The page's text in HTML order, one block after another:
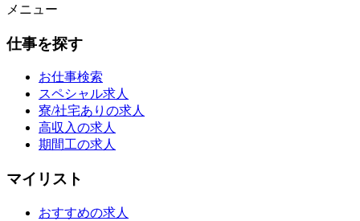
メニュー
仕事を探す
お仕事検索
スペシャル求人
寮/社宅ありの求人
高収入の求人
期間工の求人
マイリスト
おすすめの求人